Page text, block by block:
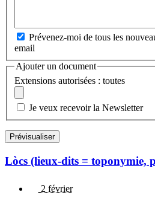
Prévenez-moi de tous les
email
Ajouter un document
Extensions autorisées : toutes
Je veux recevoir la Newsletter
Lòcs (lieux-dits = toponymie,
2 février